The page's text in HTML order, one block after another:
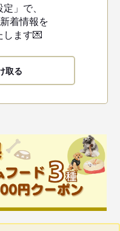
」で、
着情報を
します💌
取る